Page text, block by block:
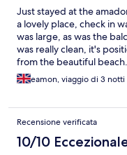
Just stayed at the
a lovely place, check in
was large, as was the
was really clean, it's
from the beautiful
eamon, viaggio di 3 notti
Recensione verificata
10/10